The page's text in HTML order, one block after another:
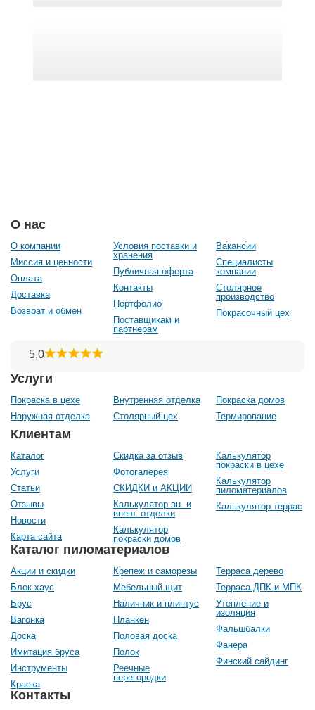
О нас
О компании
Миссия и ценности
Оплата
Доставка
Возврат и обмен
Условия поставки и
хранения
Публичная оферта
Контакты
Портфолио
Поставщикам и
партнерам
Вакансии
Специалисты
компании
Столярное
производство
Покрасочный цех
Каталог пиломатериалов
Акции и скидки
Блок хаус
Брус
Вагонка
Доска
Имитация бруса
Инструменты
Краска
Крепеж и саморезы
Мебельный щит
Наличник и плинтус
Планкен
Половая доска
Полок
Реечные
перегородки
Терраса дерево
Терраса ДПК и МПК
Утепление и
изоляция
Фальшбалки
Фанера
Финский сайдинг
Услуги
Покраска в цехе
Наружная отделка
Внутренняя отделка
Столярный цех
Покраска домов
Термирование
Клиентам
Каталог
Услуги
Статьи
Отзывы
Новости
Карта сайта
Скидка за отзыв
Фотогалерея
СКИДКИ и АКЦИИ
Калькулятор вн. и
внеш. отделки
Калькулятор
покраски домов
Калькулятор
покраски в цехе
Калькулятор
пиломатериалов
Калькулятор террас
Контакты